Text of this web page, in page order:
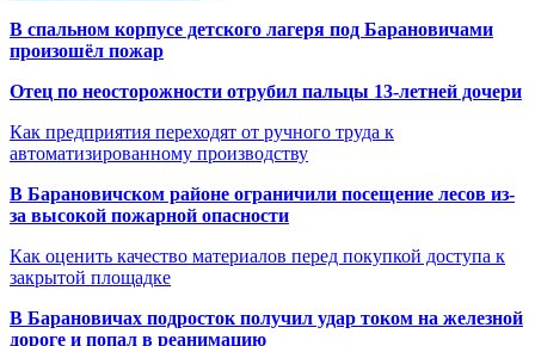
В спальном корпусе детского лагеря под Барановичами
произошёл пожар
Отец по неосторожности отрубил пальцы 13-летней дочери
Как предприятия переходят от ручного труда к
автоматизированному производству
В Барановичском районе ограничили посещение лесов из-
за высокой пожарной опасности
Как оценить качество материалов перед покупкой доступа к
закрытой площадке
В Барановичах подросток получил удар током на железной
дороге и попал в реанимацию